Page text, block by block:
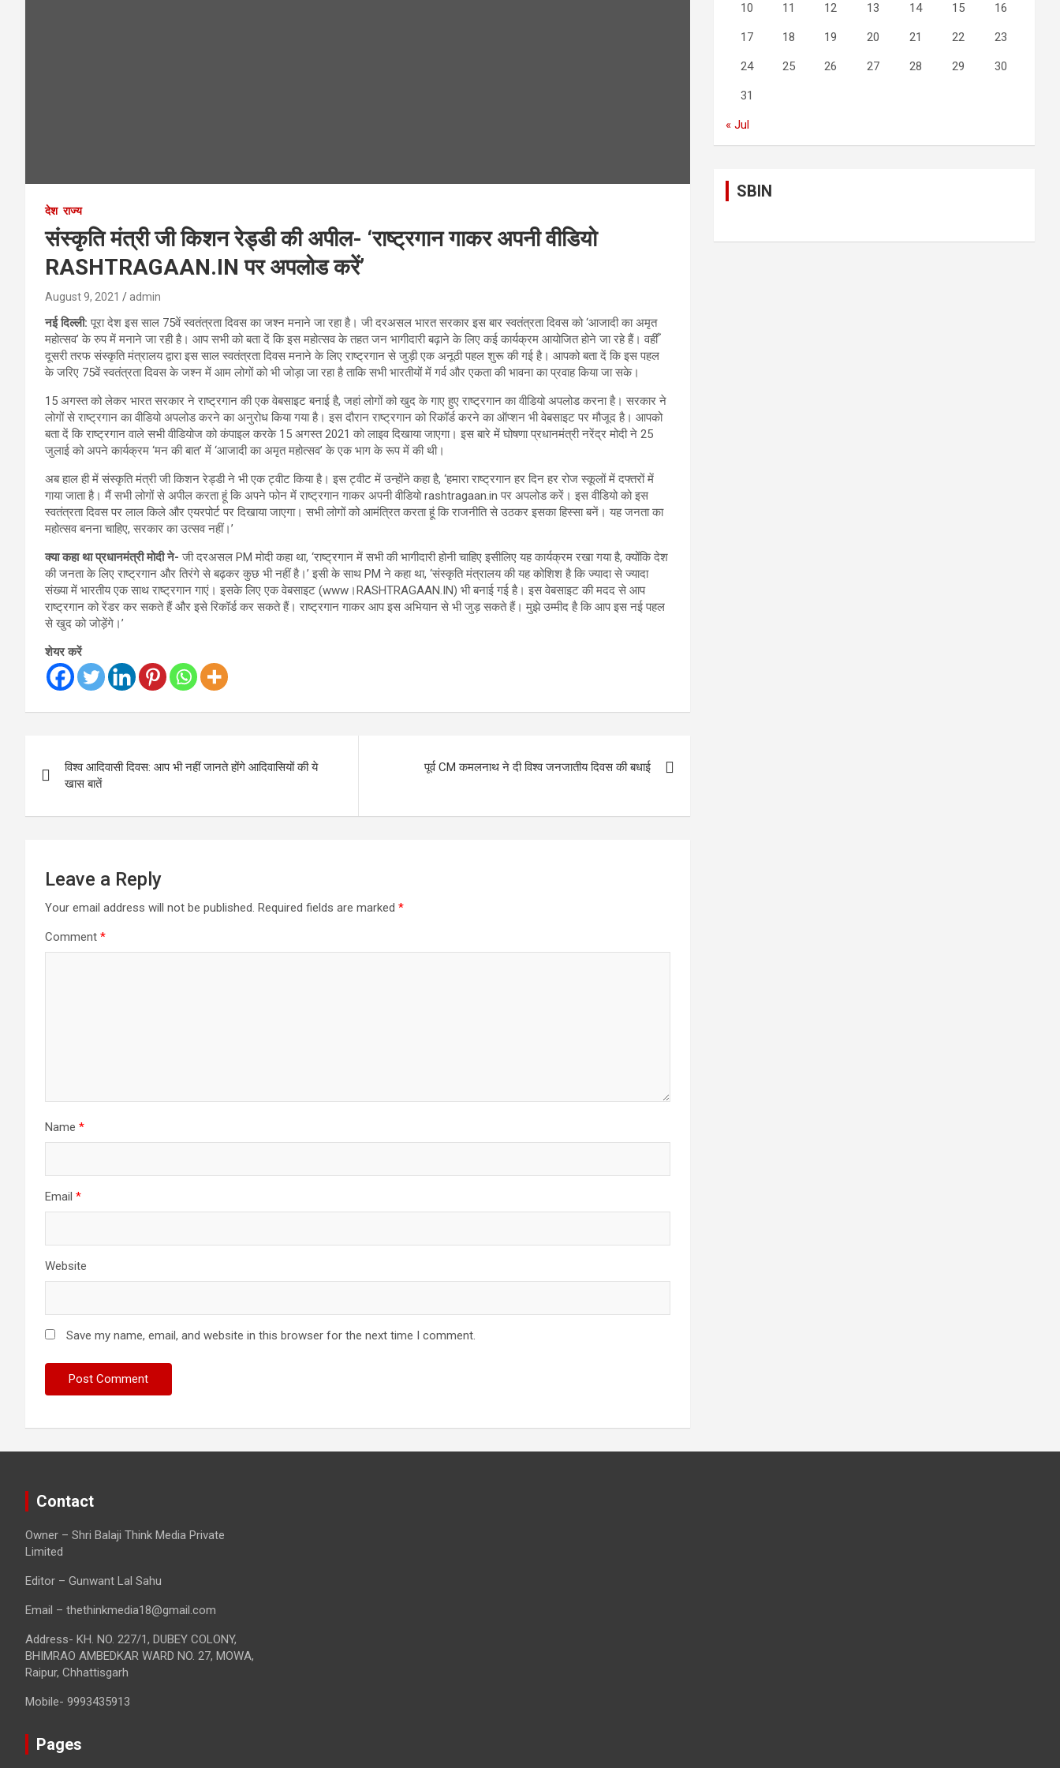
देश राज्य
संस्कृति मंत्री जी किशन रेड्डी की अपील- ‘राष्ट्रगान गाकर अपनी वीडियो
RASHTRAGAAN.IN पर अपलोड करें’
August 9, 2021 admin
नई दिल्ली:पूरा देश इस साल 75वें स्वतंत्रता दिवस का जश्न मनाने जा रहा है। जी दरअसल भारत सरकार इस बार स्वतंत्रता दिवस को ‘आजादी का अमृत
महोत्सव’ के रुप में मनाने जा रही है। आप सभी को बता दें कि इस महोत्सव के तहत जन भागीदारी बढ़ाने के लिए कई कार्यक्रम आयोजित होने जा रहे हैं। वहीँ
दूसरी तरफ संस्कृति मंत्रालय द्वारा इस साल स्वतंत्रता दिवस मनाने के लिए राष्ट्रगान से जुड़ी एक अनूठी पहल शुरू की गई है। आपको बता दें कि इस पहल
के जरिए 75वें स्वतंत्रता दिवस के जश्न में आम लोगों को भी जोड़ा जा रहा है ताकि सभी भारतीयों में गर्व और एकता की भावना का प्रवाह किया जा सके।
15 अगस्त को लेकर भारत सरकार ने राष्ट्रगान की एक वेबसाइट बनाई है, जहां लोगों को खुद के गाए हुए राष्ट्रगान का वीडियो अपलोड करना है। सरकार ने
लोगों से राष्ट्रगान का वीडियो अपलोड करने का अनुरोध किया गया है। इस दौरान राष्ट्रगान को रिकॉर्ड करने का ऑप्शन भी वेबसाइट पर मौजूद है। आपको
बता दें कि राष्ट्रगान वाले सभी वीडियोज को कंपाइल करके 15 अगस्त 2021 को लाइव दिखाया जाएगा। इस बारे में घोषणा प्रधानमंत्री नरेंद्र मोदी ने 25
जुलाई को अपने कार्यक्रम ‘मन की बात’ में ‘आजादी का अमृत महोत्सव’ के एक भाग के रूप में की थी।
अब हाल ही में संस्कृति मंत्री जी किशन रेड्डी ने भी एक ट्वीट किया है। इस ट्वीट में उन्होंने कहा है, ‘हमारा राष्ट्रगान हर दिन हर रोज स्कूलों में दफ्तरों में
गाया जाता है। मैं सभी लोगों से अपील करता हूं कि अपने फोन में राष्ट्रगान गाकर अपनी वीडियो rashtragaan.in पर अपलोड करें। इस वीडियो को इस
स्वतंत्रता दिवस पर लाल किले और एयरपोर्ट पर दिखाया जाएगा। सभी लोगों को आमंत्रित करता हूं कि राजनीति से उठकर इसका हिस्सा बनें। यह जनता का
महोत्सव बनना चाहिए, सरकार का उत्सव नहीं।’
क्या कहा था प्रधानमंत्री मोदी ने-जी दरअसल PM मोदी कहा था, ‘राष्ट्रगान में सभी की भागीदारी होनी चाहिए इसीलिए यह कार्यक्रम रखा गया है, क्योंकि देश
की जनता के लिए राष्ट्रगान और तिरंगे से बढ़कर कुछ भी नहीं है।’ इसी के साथ PM ने कहा था, ‘संस्कृति मंत्रालय की यह कोशिश है कि ज्यादा से ज्यादा
संख्या में भारतीय एक साथ राष्ट्रगान गाएं। इसके लिए एक वेबसाइट (www।RASHTRAGAAN.IN) भी बनाई गई है। इस वेबसाइट की मदद से आप
राष्ट्रगान को रेंडर कर सकते हैं और इसे रिकॉर्ड कर सकते हैं। राष्ट्रगान गाकर आप इस अभियान से भी जुड़ सकते हैं। मुझे उम्मीद है कि आप इस नई पहल
से खुद को जोड़ेंगे।’
शेयर करें
navigation
विश्व आदिवासी दिवस: आप भी नहीं जानते होंगे आदिवासियों की ये
खास बातें
पूर्व CM कमलनाथ ने दी विश्व जनजातीय दिवस की बधाई
Leave a Reply
Your email address will not be published. Required fields are marked *
Comment *
Name *
Email *
Website
Save my name, email, and website in this browser for the next time I comment.
10 11 12 13 14 15 16
17 18 19 20 21 22 23
24 25 26 27 28 29 30
31
« Jul
SBIN
Contact
Owner – Shri Balaji Think Media Private
Limited
Editor – Gunwant Lal Sahu
Email – thethinkmedia18@gmail.com
Address- KH. NO. 227/1, DUBEY COLONY,
BHIMRAO AMBEDKAR WARD NO. 27, MOWA,
Raipur, Chhattisgarh
Mobile- 9993435913
Pages